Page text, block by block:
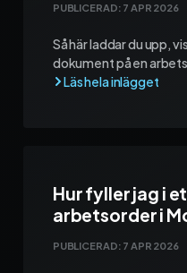
PUBLICERAD: 7 APR 2026
Så här laddar du upp,
dokument på en
Hur fyller jag i
arbetsorder i
PUBLICERAD: 7 APR 2026